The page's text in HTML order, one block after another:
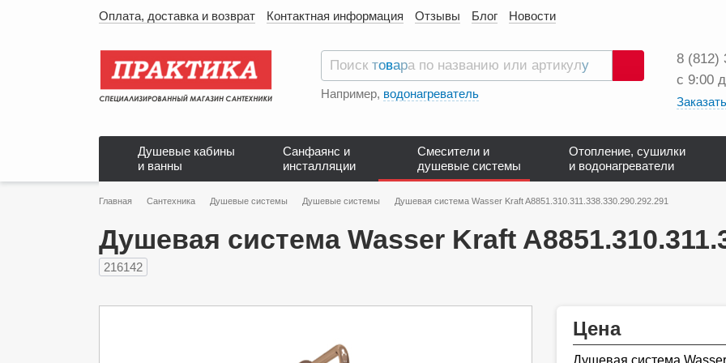
Оплата, доставка и возврат Контактная информация Отзывы Блог Новости
Поиск
Например, водонагреватель
8 (812)
с 9:00
Душевые кабины
и ванны
Санфаянс и
инсталляции
Смесители и
душевые системы
Отопление, сушилки
и водонагреватели
Главная Сантехника Душевые системы Душевые системы Душевая система Wasser Kraft A8851.310.311.338.330.290.292.291
Душевая система Wasser Kraft
216142
Цена
Душевая система